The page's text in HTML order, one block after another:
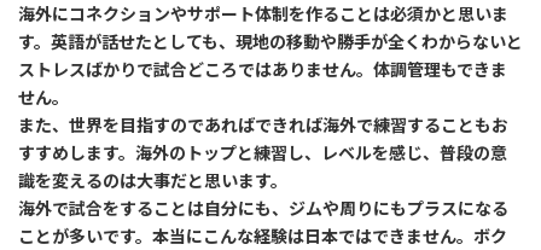
海外にコネクションやサポート体制を作ることは必須かと思いま
す。英語が話せたとしても、現地の移動や勝手が全くわからないと
ストレスばかりで試合どころではありません。体調管理もできま
せん。
また、世界を目指すのであればできれば海外で練習することもお
すすめします。海外のトップと練習し、レベルを感じ、普段の意
識を変えるのは大事だと思います。
海外で試合をすることは自分にも、ジムや周りにもプラスになる
ことが多いです。本当にこんな経験は日本ではできません。ボク